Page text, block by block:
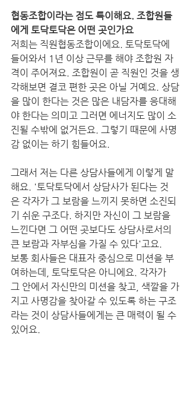
협동조합이라는 점도 특이해요. 조합원들
에게 토닥토닥은 어떤 곳인가요
저희는 직원협동조합이에요. 토닥토닥에
들어와서 1년 이상 근무를 해야 조합원 자
격이 주어져요. 조합원이 곧 직원인 것을 생
각해보면 결코 편한 곳은 아닐 거예요. 상담
을 많이 한다는 것은 많은 내담자를 응대해
야 한다는 의미고 그러면 에너지도 많이 소
진될 수밖에 없거든요. 그렇기 때문에 사명
감 없이는 하기 힘들어요.
그래서 저는 다른 상담사들에게 이렇게 말
해요. '토닥토닥에서 상담사가 된다는 것
은 각자가 그 보람을 느끼지 못하면 소진되
기 쉬운 구조다. 하지만 자신이 그 보람을
느낀다면 그 어떤 곳보다도 상담사로서의
큰 보람과 자부심을 가질 수 있다'고요.
보통 회사들은 대표자 중심으로 미션을 부
여하는데, 토닥토닥은 아니에요. 각자가
그 안에서 자신만의 미션을 찾고, 색깔을 가
지고 사명감을 찾아갈 수 있도록 하는 구조
라는 것이 상담사들에게는 큰 매력이 될 수
있어요.